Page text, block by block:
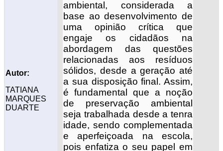
Autor:
TATIANA
MARQUES
DUARTE
ambiental, considerada a
base ao desenvolvimento de
uma opinião crítica que
engaje os cidadãos na
abordagem das questões
relacionadas aos resíduos
sólidos, desde a geração até
a sua disposição final. Assim,
é fundamental que a noção
de preservação ambiental
seja trabalhada desde a tenra
idade, sendo complementada
e aperfeiçoada na escola,
pois enfatiza o seu papel em